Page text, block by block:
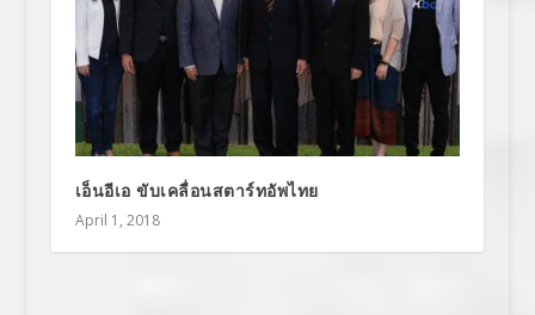
เอ็นอีเอ ขับเคลื่อนสตาร์ทอัพไทย
April 1, 2018